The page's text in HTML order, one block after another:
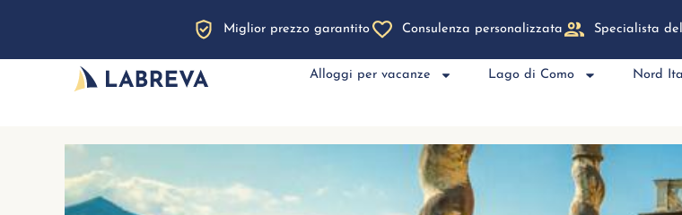
Miglior prezzo garantito Consulenza personalizzata Specialista
Alloggi per vacanze Lago di Como Nord